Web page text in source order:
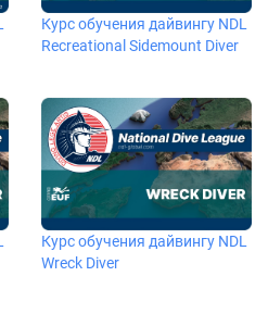
Курс обучения дайвингу NDL
Recreational Sidemount Diver
Курс обучения дайвингу NDL
Wreck Diver